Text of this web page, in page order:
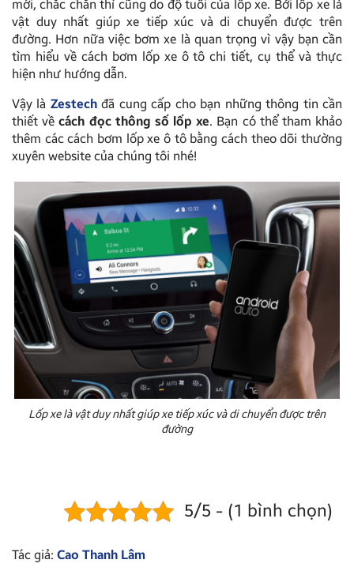
mới, chắc chắn thì cũng do độ tuổi của lốp xe. Bởi lốp xe là
vật duy nhất giúp xe tiếp xúc và di chuyển được trên
đường. Hơn nữa việc bơm xe là quan trọng vì vậy bạn cần
tìm hiểu về cách bơm lốp xe ô tôchi tiết, cụ thể và thực
hiện như hướng dẫn.
Vậy là Zestechđã cung cấp cho bạn những thông tin cần
thiết vềcách đọc thông số lốp xe. Bạn có thể tham khảo
thêm các cách bơm lốp xe ô tô bằng cách theo dõi thường
xuyên website của chúng tôi nhé!
Lốp xe là vật duy nhất giúp xe tiếp xúc và di chuyển được trên
đường
5/5 - (1 bình chọn)
Tác giả: Cao Thanh Lâm